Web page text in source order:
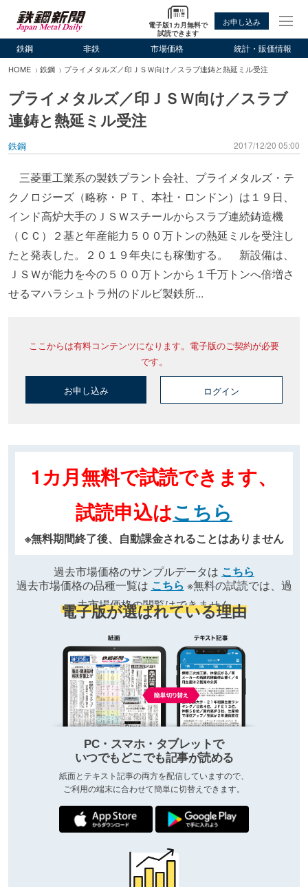
電子版1カ月無料で
試読できます
お申し込み
鉄鋼 非鉄 市場価格 統計・販価情報
HOME 鉄鋼 プライメタルズ／印ＪＳＷ向け／スラブ連鋳と熱延ミル受注
プライメタルズ／印ＪＳＷ向け／スラブ
連鋳と熱延ミル受注
鉄鋼 2017/12/20 05:00
三菱重工業系の製鉄プラント会社、プライメタルズ・テ
クノロジーズ（略称・ＰＴ、本社・ロンドン）は１９日、
インド高炉大手のＪＳＷスチールからスラブ連続鋳造機
（ＣＣ）２基と年産能力５００万トンの熱延ミルを受注し
たと発表した。２０１９年央にも稼働する。 新設備は、
ＪＳＷが能力を今の５００万トンから１千万トンへ倍増さ
せるマハラシュトラ州のドルビ製鉄所...
ここからは有料コンテンツになります。電子版のご契約が必要
です。
お申し込み ログイン
1カ月無料で試読できます、
試読申込はこちら
※無料期間終了後、自動課金されることはありません
過去市場価格のサンプルデータは こちら
過去市場価格の品種一覧は こちら ※無料の試読では、過
去市場価格の閲覧はできません
電子版が選ばれている理由
PC・スマホ・タブレットで
いつでもどこでも記事が読める
紙面とテキスト記事の両方を配信していますので、
ご利用の端末に合わせて簡単に切替えできます。